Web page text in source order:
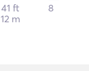
41 ft
12 m
8